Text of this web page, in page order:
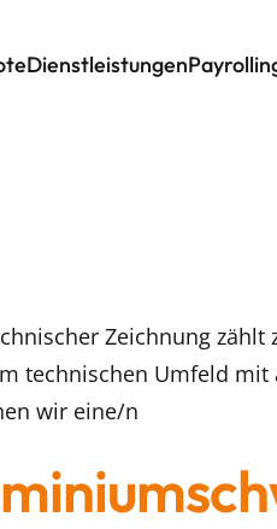
Dienstleistungen
Zeichnung zählt
technischen Umfeld mit
wir eine/n